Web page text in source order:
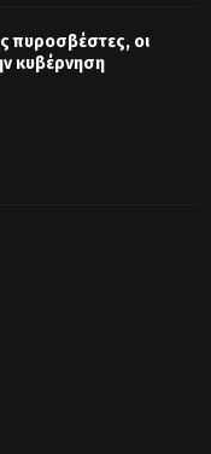
πυροσβέστες, οι
κυβέρνηση